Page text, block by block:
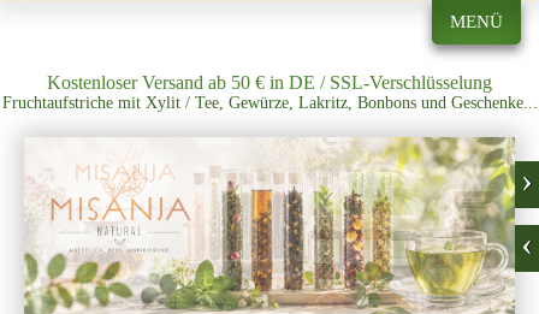
MENÜ
Kostenloser Versand ab 50 € in DE / SSL-Verschlüsselung
Fruchtaufstriche mit Xylit / Tee, Gewürze, Lakritz, Bonbons und Geschenke...